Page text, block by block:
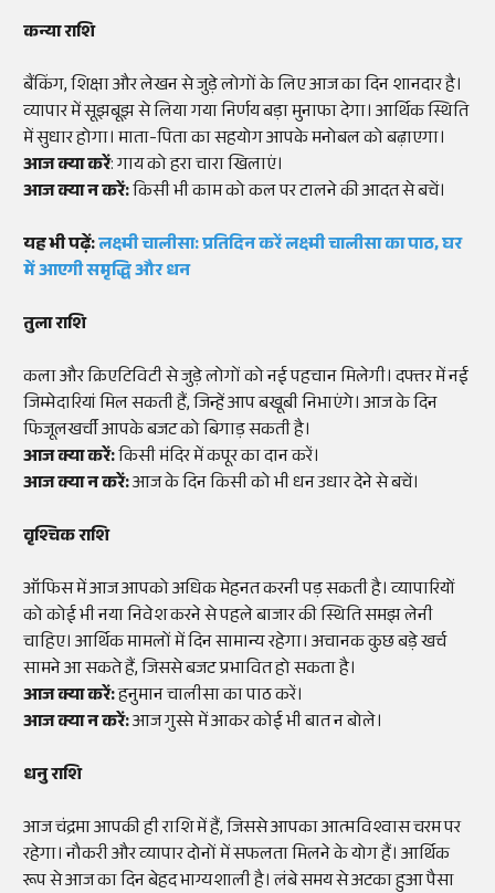
कन्या राशि
बैंकिंग, शिक्षा और लेखन से जुड़े लोगों के लिए आज का दिन शानदार है।
व्यापार में सूझबूझ से लिया गया निर्णय बड़ा मुनाफा देगा। आर्थिक स्थिति
में सुधार होगा। माता-पिता का सहयोग आपके मनोबल को बढ़ाएगा।
आज क्या करें: गाय को हरा चारा खिलाएं।
आज क्या न करें:किसी भी काम को कल पर टालने की आदत से बचें।
यह भी पढ़ें:लक्ष्मी चालीसा: प्रतिदिन करें लक्ष्मी चालीसा का पाठ, घर
में आएगी समृद्धि और धन
तुला राशि
कला और क्रिएटिविटी से जुड़े लोगों को नई पहचान मिलेगी। दफ्तर में नई
जिम्मेदारियां मिल सकती हैं, जिन्हें आप बखूबी निभाएंगे। आज के दिन
फिजूलखर्ची आपके बजट को बिगाड़ सकती है।
आज क्या करें:किसी मंदिर में कपूर का दान करें।
आज क्या न करें:आज के दिन किसी को भी धन उधार देने से बचें।
वृश्चिक राशि
ऑफिस में आज आपको अधिक मेहनत करनी पड़ सकती है। व्यापारियों
को कोई भी नया निवेश करने से पहले बाजार की स्थिति समझ लेनी
चाहिए। आर्थिक मामलों में दिन सामान्य रहेगा। अचानक कुछ बड़े खर्च
सामने आ सकते हैं, जिससे बजट प्रभावित हो सकता है।
आज क्या करें:हनुमान चालीसा का पाठ करें।
आज क्या न करें:आज गुस्से में आकर कोई भी बात न बोले।
धनु राशि
आज चंद्रमा आपकी ही राशि में हैं, जिससे आपका आत्मविश्वास चरम पर
रहेगा। नौकरी और व्यापार दोनों में सफलता मिलने के योग हैं। आर्थिक
रूप से आज का दिन बेहद भाग्यशाली है। लंबे समय से अटका हुआ पैसा